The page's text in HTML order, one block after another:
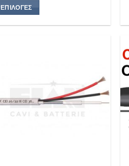
ΕΠΙΛΟΓΈΣ
Add to
Wishlist